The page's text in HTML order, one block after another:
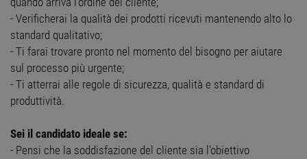
- Verificherai la qualità dei prodotti ricevuti mantenendo alto lo
standard qualitativo;
- Ti farai trovare pronto nel momento del bisogno per aiutare
sul processo più urgente;
- Ti atterrai alle regole di sicurezza, qualità e standard di
produttività.
Sei il candidato ideale se:
- Pensi che la soddisfazione del cliente sia l'obiettivo